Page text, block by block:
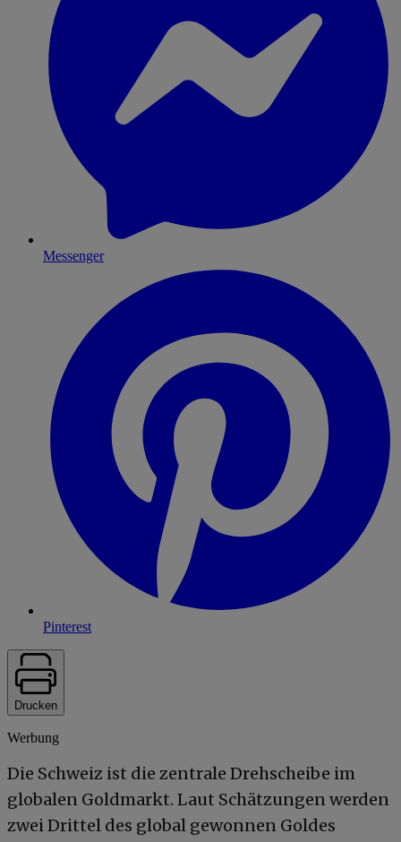
Messenger
Pinterest
Drucken
Werbung
Die Schweiz ist die zentrale Drehscheibe im
globalen Goldmarkt. Laut Schätzungen werden
zwei Drittel des global gewonnen Goldes